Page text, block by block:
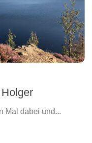
Mal dabei und...